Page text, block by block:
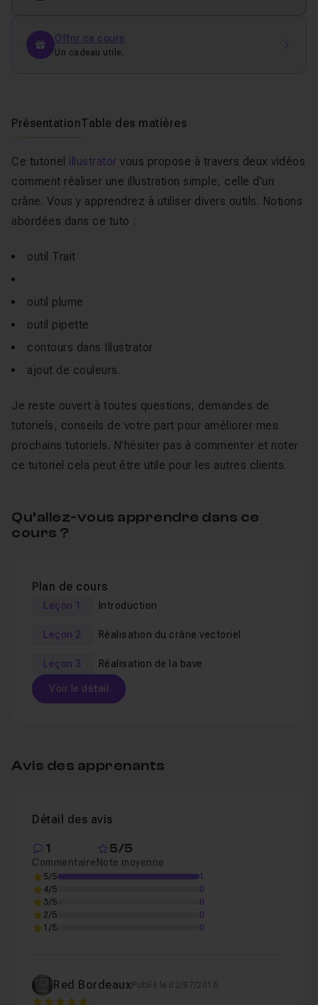
Offrir ce cours
Un cadeau utile.
PrésentationTable des matières
Ce tutoriel illustrator vous propose à travers deux vidéos
comment réaliser une illustration simple, celle d'un
crâne. Vous y apprendrez à utiliser divers outils. Notions
abordées dans ce tuto :
outil Trait
outil plume
outil pipette
contours dans Illustrator
ajout de couleurs.
Je reste ouvert à toutes questions, demandes de
tutoriels, conseils de votre part pour améliorer mes
prochains tutoriels. N'hésiter pas à commenter et noter
ce tutoriel cela peut être utile pour les autres clients.
Qu’allez-vous apprendre dans ce
cours ?
Plan de cours
Leçon 1 Introduction
Leçon 2 Réalisation du crâne vectoriel
Leçon 3 Réalisation de la bave
Voir le détail
Leçon 3 Réalisation de la bave
Avis des apprenants
Détail des avis
1
Commentaire
5/5
Note moyenne
5/5
1
4/5
0
3/5
0
2/5
0
1/5
0
Red Bordeaux Publié le 02/07/2016